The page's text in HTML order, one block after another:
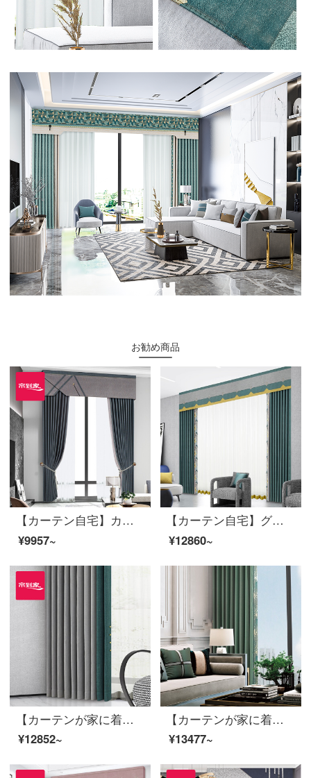
お勧め商品
【カーテン自宅】カーテン製品の高遮光定型化窓リビングルームの木芋香2020新型高精密つなぎ合わせ特注LDC 20 FWC-110 Sフック/カーテンヘッドなし(高さ2.6 m以内で改変可能)XLブラインドセット/ダブルオープン(適用窓幅3.2-3.5 m)
¥9957~
【カーテン自宅】グレンブルーカーテンの仕上がりは簡単で、現代の高遮光ジャカードのつなぎ合わせが定型化されています。ポリエステル千格鳥リビングルームの床の窓はJBLW 005 Sフックを注文します。
¥12860~
【カーテンが家に着く】高遮光光豪華カスタムスティッチング吉順客間の寝室のカーテン完成品綿麻提花定型地窓JBLW-003打孔/カーテンヘッドを含まない(高さ2.6メートル以内で改変可能)XLのカーテンセット/ダブルオープン(適用窓の幅4.1-1.4メートル)
¥12852~
【カーテンが家に着く】高遮光新中国式高精密カーテン製品森之美リビングルーム現代花起床窓嵌接定型LDC 20 FWC-123打孔/カーテンなし（高さ2.6 m以内で改変可能）XLカーテンセット/ダブルオープン（適用窓幅4.1-4.4 m）
¥13477~